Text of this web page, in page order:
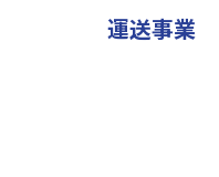
運送事業